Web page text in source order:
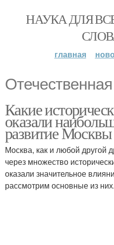
НАУКА ДЛЯ
главная
Какие
оказали
развитие Москвы
Москва, как и любой другой
через множество
оказали значительное
рассмотрим основные из них.